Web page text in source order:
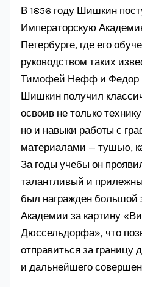
В 1856 году Шишкин
Императорскую
Петербурге, где его
руководством таких
Тимофей Нефф и Федор
Шишкин получил
освоив не только
но и навыки работы с
материалами — тушью,
За годы учебы он
талантливый и
был награжден большой
Академии за картину
Дюссельдорфа», что
отправиться за
и дальнейшего